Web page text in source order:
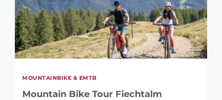
MOUNTAINBIKE & EMTB
Mountain Bike Tour Fiechtalm